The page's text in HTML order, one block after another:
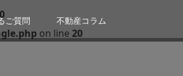
ご質問 不動産コラム
on line 20